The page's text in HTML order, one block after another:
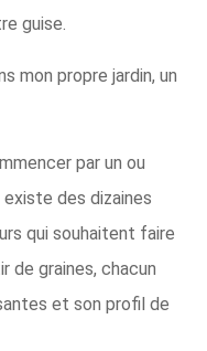
guise.
mon propre jardin, un
par un ou
des dizaines
qui souhaitent faire
de graines, chacun
et son profil de